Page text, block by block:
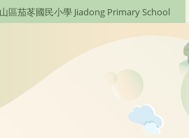
區茄苳國民小學 Jiadong Primary School